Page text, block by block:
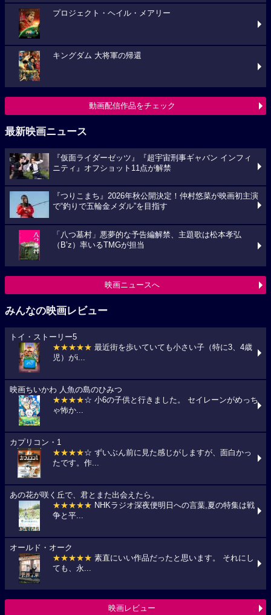
プロジェクト・ヘイル・メアリー
キングダム 大将軍の帰還
動画配信作品をチェック
最新映画ニュース
『仮面ライダーゼッツ』『超宇宙刑事ギャバン インフィ
ニティ』オフショット11点が解禁
『つりこまち』2026年秋公開決定！仲村悠菜が映画初主演
で“釣りで五輪金メダル”を目指す
「八つ墓村」悪夢的な予告編解禁、主題歌は松本孝弘
（B’z）率いるTMGが担当
映画ニュースへ
みんなの映画レビュー
トイ・ストーリー5
★★★★★ 最近街を歩いていても小さい子（特に3、4歳
児）がi...
映画ちいかわ 人魚の島のひみつ
★★★★☆ 小6の子供と行きました。 セイレーンがめっち
ゃ怖か...
カプリコン・1
★★★★☆ ずいぶん前に見た感じがしますが、面白かっ
たです。作...
あの花が咲く丘で、君とまた出会えたら。
★★★★★ NHKラジオ深夜便明日への言葉,夏の特集は戦
争と平...
オールド・オーク
★★★★★ 素直にいい作品だったと思います。 それにし
ても、永...
映画レビュー